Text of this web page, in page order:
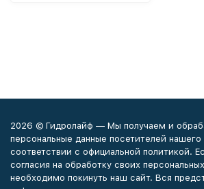
2026 © Гидролайф — Мы получаем и
персональные данные посетителей нашего
соответствии с официальной политикой.
согласия на обработку своих
необходимо покинуть наш сайт. Вся